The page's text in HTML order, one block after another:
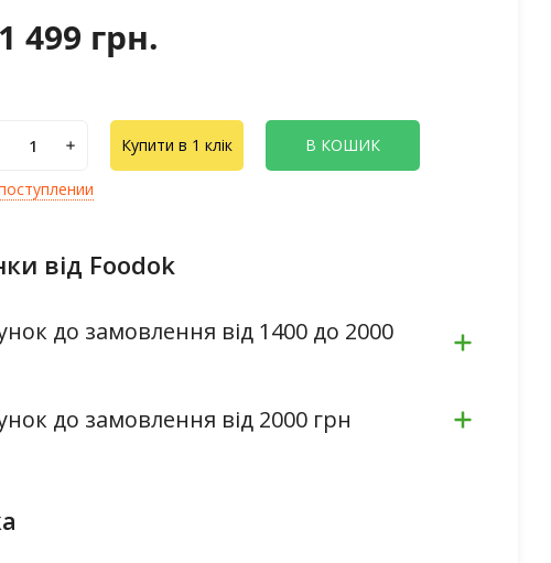
1 499 грн.
Купити в 1 клік В КОШИК
від Foodok
до замовлення від 1400 до 2000
до замовлення від 2000 грн